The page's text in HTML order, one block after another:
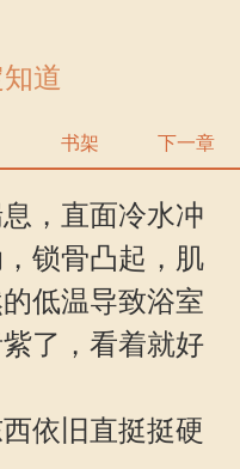
道
书架 下一章
，直面冷水冲
锁骨凸起，肌
低温导致浴室
了，看着就好
依旧直挺挺硬